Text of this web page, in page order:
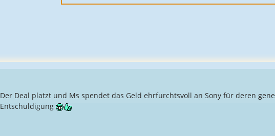
Der Deal platzt und Ms spendet das Geld ehrfurchtsvoll an Sony für deren
Entschuldigung